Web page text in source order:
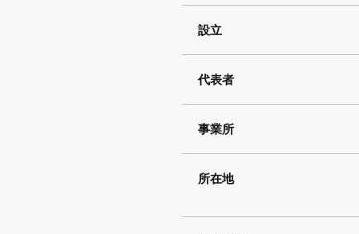
設立
代表者
事業所
所在地